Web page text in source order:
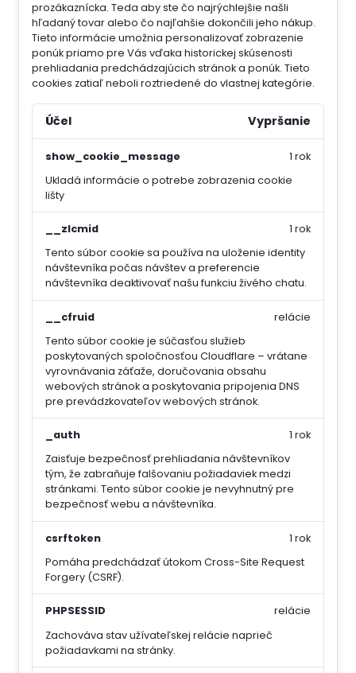
prozákaznícka. Teda aby ste čo najrýchlejšie našli
hľadaný tovar alebo čo najľahšie dokončili jeho nákup.
Tieto informácie umožnia personalizovať zobrazenie
ponúk priamo pre Vás vďaka historickej skúsenosti
prehliadania predchádzajúcich stránok a ponúk. Tieto
cookies zatiaľ neboli roztriedené do vlastnej kategórie.
Účel Vypršanie
show_cookie_message
Ukladá informácie o potrebe zobrazenia cookie
lišty
1 rok
__zlcmid
Tento súbor cookie sa používa na uloženie identity
návštevníka počas návštev a preferencie
návštevníka deaktivovať našu funkciu živého chatu.
1 rok
__cfruid
Tento súbor cookie je súčasťou služieb
poskytovaných spoločnosťou Cloudflare – vrátane
vyrovnávania záťaže, doručovania obsahu
webových stránok a poskytovania pripojenia DNS
pre prevádzkovateľov webových stránok.
relácie
_auth
Zaisťuje bezpečnosť prehliadania návštevníkov
tým, že zabraňuje falšovaniu požiadaviek medzi
stránkami. Tento súbor cookie je nevyhnutný pre
bezpečnosť webu a návštevníka.
1 rok
csrftoken
Pomáha predchádzať útokom Cross-Site Request
Forgery (CSRF).
1 rok
PHPSESSID
Zachováva stav užívateľskej relácie naprieč
požiadavkami na stránky.
relácie